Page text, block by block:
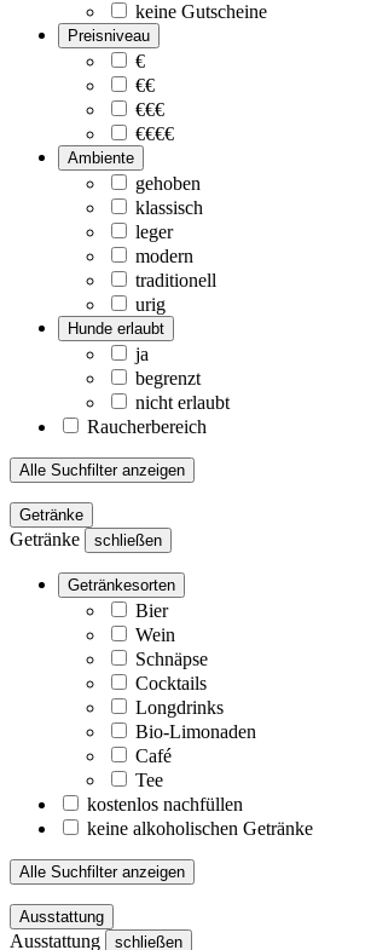
keine Gutscheine
Preisniveau
€
€€
€€€
€€€€
Ambiente
gehoben
klassisch
leger
modern
traditionell
urig
Hunde erlaubt
ja
begrenzt
nicht erlaubt
Raucherbereich
Alle Suchfilter anzeigen
Getränke
Getränke schließen
Getränkesorten
Bier
Wein
Schnäpse
Cocktails
Longdrinks
Bio-Limonaden
Café
Tee
kostenlos nachfüllen
keine alkoholischen Getränke
Alle Suchfilter anzeigen
Ausstattung
Ausstattung schließen